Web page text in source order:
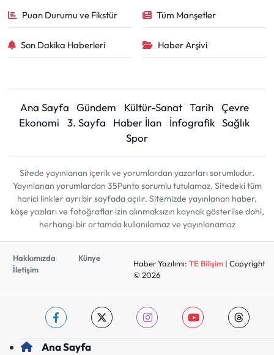
Puan Durumu ve Fikstür Tüm Manşetler
Son Dakika Haberleri Haber Arşivi
Ana Sayfa Gündem Kültür-Sanat Tarih
Çevre
Ekonomi
3. Sayfa Haber İlan İnfografik Sağlık
Spor
Sitede yayınlanan içerik ve yorumlardan yazarları sorumludur.
Yayınlanan yorumlardan 35Punto sorumlu tutulamaz. Sitedeki tüm
harici linkler ayrı bir sayfada açılır. Sitemizde yayınlanan haber,
köşe yazıları ve fotoğraflar izin alınmaksızın kaynak gösterilse dahi,
herhangi bir ortamda kullanılamaz ve yayınlanamaz
Hakkımızda
Künye
İletişim
Haber Yazılımı: TE Bilişim| Copyright
© 2026
Ana Sayfa